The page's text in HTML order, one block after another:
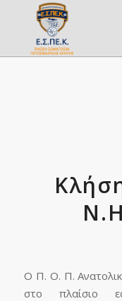
Ο Π. Ο. Π.
στο πλαίσιο